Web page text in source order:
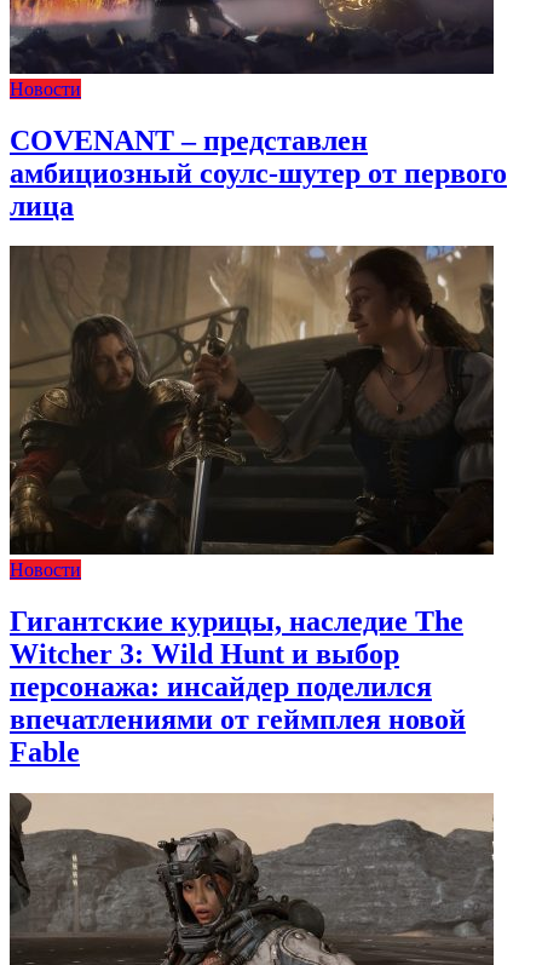
Новости
COVENANT – представлен
амбициозный соулс-шутер от первого
лица
Новости
Гигантские курицы, наследие The
Witcher 3: Wild Hunt и выбор
персонажа: инсайдер поделился
впечатлениями от геймплея новой
Fable